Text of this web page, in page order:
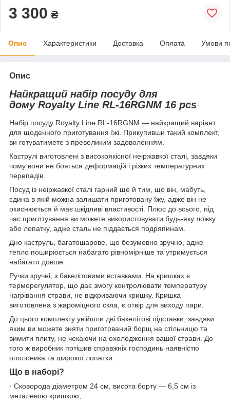
3 300 ₴
Опис Характеристики Доставка Оплата Умови
Опис
Найкращий набір посуду для
дому Royalty Line RL-16RGNM 16 pcs
Набір посуду Royalty Line RL-16RGNM — найкращий варіант
для щоденного приготування їжі. Прикупивши такий комплект,
ви готуватимете з превеликим задоволенням.
Каструлі виготовлені з високоякісної неіржавкої сталі, завдяки
чому вони не бояться деформацій і різких температурних
перепадів.
Посуд із неіржавкої сталі гарний ще й тим, що він, мабуть,
єдина в якій можна залишати приготовану їжу, адже він не
окиснюється й має шкідливі властивості. Плюс до всього, під
час приготування ви можете використовувати будь-яку ложку
або лопатку, адже сталь не піддається подряпинам.
Дно каструль, багатошарове, що безумовно зручно, адже
тепло поширюється набагато рівномірніше та утримується
набагато довше.
Ручки зручні, з бакелітовими вставками. На кришках є
терморегулятор, що дає змогу контролювати температуру
нагрівання страви, не відкриваючи кришку. Кришка
виготовлена з жароміцного скла, є отвір для виходу пари.
До цього комплекту увійшли дві бакелітові підставки, завдяки
яким ви можете зняти приготований борщ на стільницю та
вимити плиту, не чекаючи на охолодження вашої страви. До
того ж виробник потішив справжніх господинь наявністю
ополоника та широкої лопатки.
Що в наборі?
- Сковорода діаметром 24 см, висота борту — 6,5 см із
металевою кришкою;